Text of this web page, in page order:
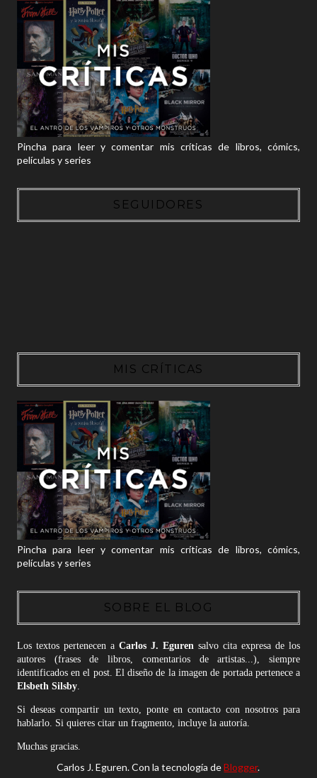
Pincha para leer y comentar mis críticas de libros, cómics,
películas y series
SEGUIDORES
MIS CRÍTICAS
Pincha para leer y comentar mis críticas de libros, cómics,
películas y series
SOBRE EL BLOG
Los textos pertenecen a Carlos J. Egurensalvo cita expresa de los
autores (frases de libros, comentarios de artistas...), siempre
identificados en el post. El diseño de la imagen de portada pertenece a
Elsbeth Silsby.
Si deseas compartir un texto, ponte en contacto con nosotros para
hablarlo. Si quieres citar un fragmento, incluye la autoría.
Muchas gracias.
Carlos J. Eguren. Con la tecnología deBlogger.